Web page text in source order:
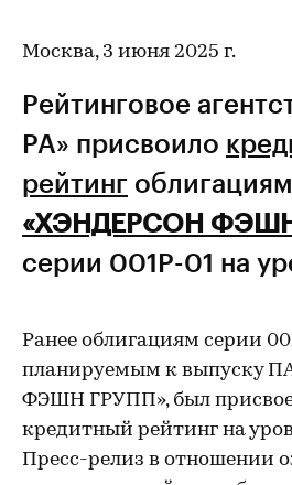
Москва, 3 июня 2025 г.
Рейтинговое
РА» присвоило
рейтинг облигациям
«ХЭНДЕРСОН
серии 001P-01 на
Ранее облигациям серии
планируемым к выпуску
ФЭШН ГРУПП», был
кредитный рейтинг на
Пресс-релиз в отношении